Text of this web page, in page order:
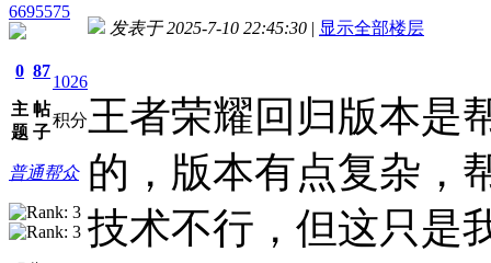
6695575
0
主
题
87
帖
子
1026
积分
普通帮众
发表于 2025-7-10 22:45:30 | 显示全部楼层
王者荣耀回归版本是
的，版本有点复杂，
技术不行，但这只是